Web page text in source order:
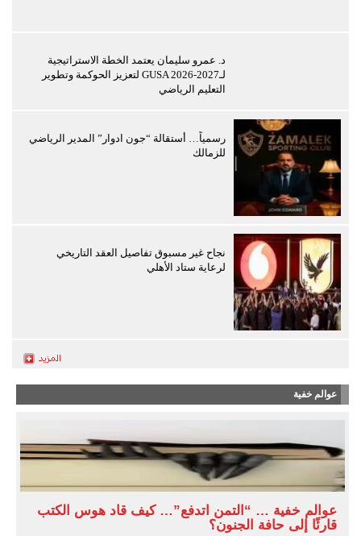
د. عمرو سليمان يعتمد الخطة الاستراتيجية
لـGUSA 2026-2027 لتعزيز الحوكمة وتطوير
التعليم الرياضي
رسمياً… أستقالة “جون ادوار” المدير الرياضي
للزمالك
نجاح غير مسبوق تفاصيل العقد التاريخي
لرعاية ستاد الأهلي
عوالم خفية
عوالم خفية … “التمن اتدفع”… كيف قاد هوس الكتب
قارئًا إلى حافة الجنون؟